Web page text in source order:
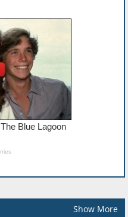
Show More